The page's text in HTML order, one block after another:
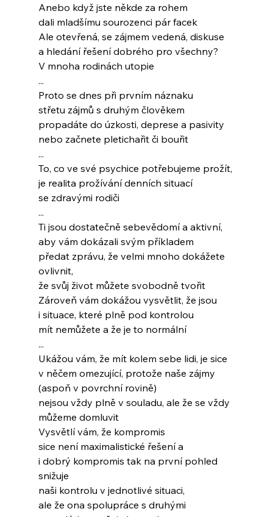
Anebo když jste někde za rohem
dali mladšímu sourozenci pár facek
Ale otevřená, se zájmem vedená, diskuse
a hledání řešení dobrého pro všechny?
V mnoha rodinách utopie
...
Proto se dnes při prvním náznaku
střetu zájmů s druhým člověkem
propadáte do úzkosti, deprese a pasivity
nebo začnete pletichařit či bouřit
...
To, co ve své psychice potřebujeme prožít,
je realita prožívání denních situací
se zdravými rodiči
...
Ti jsou dostatečně sebevědomí a aktivní,
aby vám dokázali svým příkladem
předat zprávu, že velmi mnoho dokážete
ovlivnit,
že svůj život můžete svobodně tvořit
Zároveň vám dokážou vysvětlit, že jsou
i situace, které plně pod kontrolou
mít nemůžete a že je to normální
...
Ukážou vám, že mít kolem sebe lidi, je sice
v něčem omezující, protože naše zájmy
(aspoň v povrchní rovině)
nejsou vždy plně v souladu, ale že se vždy
můžeme domluvit
Vysvětlí vám, že kompromis
sice není maximalistické řešení a
i dobrý kompromis tak na první pohled
snižuje
naši kontrolu v jednotlivé situaci,
ale že ona spolupráce s druhými